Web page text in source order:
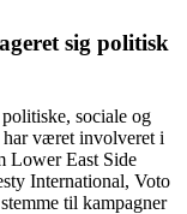
sig politisk
sociale og
har været involveret i
Lower East Side
International, Voto
til kampagner